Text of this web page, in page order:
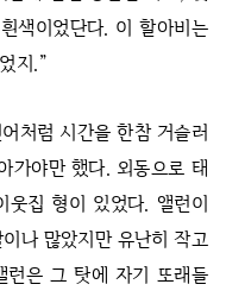
색이었단다. 이 할아비는
지.”
처럼 시간을 한참 거슬러
가야만 했다. 외동으로 태
웃집 형이 있었다. 앨런이
나 많았지만 유난히 작고
런은 그 탓에 자기 또래들